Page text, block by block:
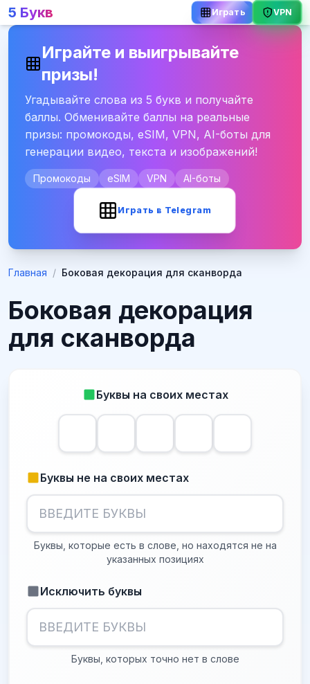
5 Букв Играть VPN
Играйте и выигрывайте
призы!
Угадывайте слова из 5 букв и получайте
баллы. Обменивайте баллы на реальные
призы: промокоды, eSIM, VPN, AI-боты для
генерации видео, текста и изображений!
Промокоды eSIM VPN AI-боты
Играть в Telegram
Главная / Боковая декорация для сканворда
Боковая декорация
для сканворда
Буквы на своих местах
Буквы не на своих местах
Буквы, которые есть в слове, но находятся не на
указанных позициях
Исключить буквы
Буквы, которых точно нет в слове